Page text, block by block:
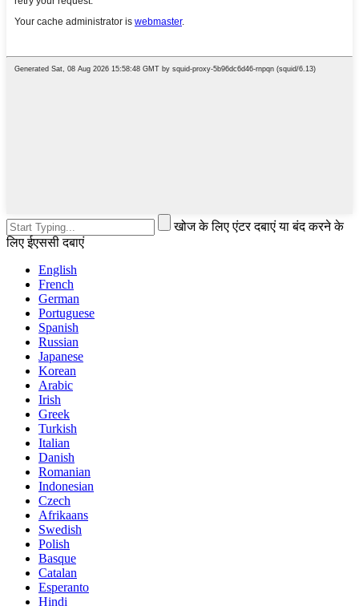
खोज के लिए एंटर दबाएं या बंद करने के
लिए ईएससी दबाएं
English
French
German
Portuguese
Spanish
Russian
Japanese
Korean
Arabic
Irish
Greek
Turkish
Italian
Danish
Romanian
Indonesian
Czech
Afrikaans
Swedish
Polish
Basque
Catalan
Esperanto
Hindi